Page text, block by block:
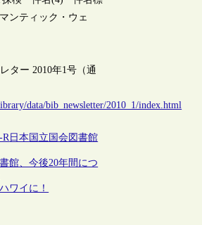
ンティック・ウェ
ター 2010年1号（通
data/bib_newsletter/2010_1/index.html
R日本 国立国会図書館
館、今後20年間につ
ワイに！